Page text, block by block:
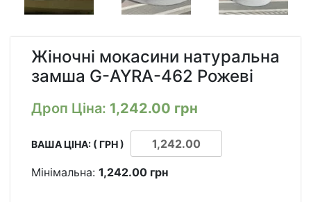
Жіночні мокасини натуральна
замша G-AYRA-462 Рожеві
Дроп Ціна: 1,242.00 грн
ВАША ЦІНА: ( ГРН )
Мінімальна: 1,242.00 грн